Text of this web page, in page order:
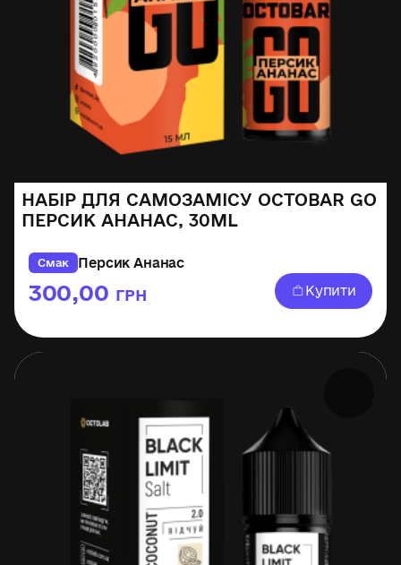
НАБІР ДЛЯ САМОЗАМІСУ OCTOBAR GO
ПЕРСИК АНАНАС, 30ML
Смак Персик Ананас
300,00 ГРН Купити